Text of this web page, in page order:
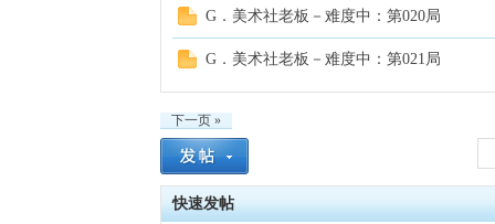
G．美术社老板－难度中：第020局
G．美术社老板－难度中：第021局
下一页 »
快速发帖